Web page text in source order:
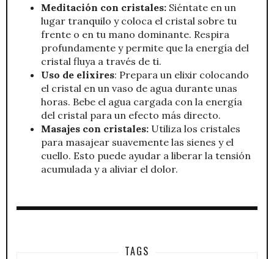
Meditación con cristales: Siéntate en un
lugar tranquilo y coloca el cristal sobre tu
frente o en tu mano dominante. Respira
profundamente y permite que la energía del
cristal fluya a través de ti.
Uso de elixires: Prepara un elixir colocando
el cristal en un vaso de agua durante unas
horas. Bebe el agua cargada con la energía
del cristal para un efecto más directo.
Masajes con cristales: Utiliza los cristales
para masajear suavemente las sienes y el
cuello. Esto puede ayudar a liberar la tensión
acumulada y a aliviar el dolor.
TAGS